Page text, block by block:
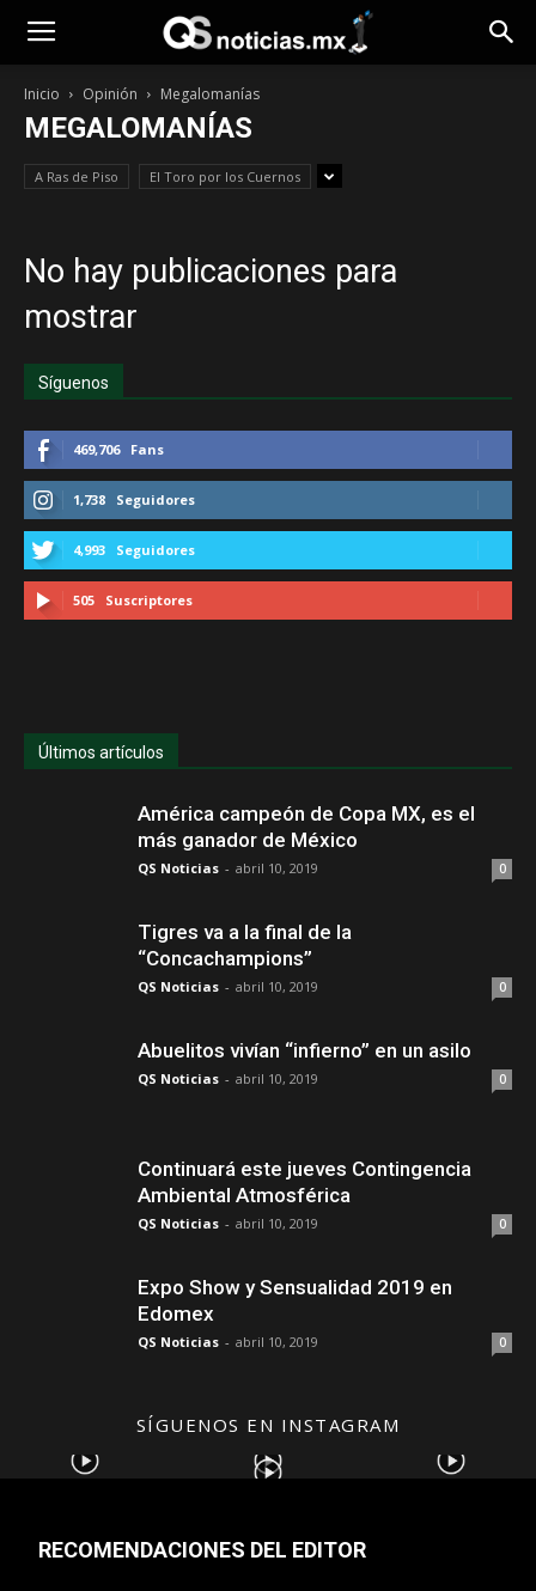
Inicio Opinión Megalomanías
MEGALOMANÍAS
A Ras de Piso El Toro por los Cuernos
No hay publicaciones para
mostrar
Síguenos
469,706 Fans
1,738 Seguidores
4,993 Seguidores
505 Suscriptores
Últimos artículos
América campeón de Copa MX, es el
más ganador de México
QS Noticias - abril 10, 2019 0
Tigres va a la final de la
“Concachampions”
QS Noticias - abril 10, 2019 0
Abuelitos vivían “infierno” en un asilo
QS Noticias - abril 10, 2019 0
Continuará este jueves Contingencia
Ambiental Atmosférica
QS Noticias - abril 10, 2019 0
Expo Show y Sensualidad 2019 en
Edomex
QS Noticias - abril 10, 2019 0
SÍGUENOS EN INSTAGRAM
RECOMENDACIONES DEL EDITOR